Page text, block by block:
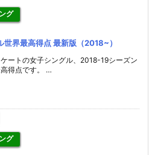
グ
世界最高得点 最新版（2018~）
ートの女子シングル、2018-19シーズン
得点です。 …
グ